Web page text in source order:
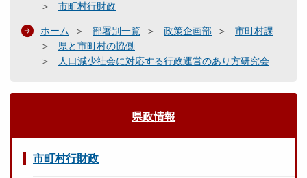
市町村行財政
ホーム 部署別一覧 政策企画部
市町村課
県と市町村の協働
人口減少社会に対応する行政運営のあり方研究会
県政情報
市町村行財政